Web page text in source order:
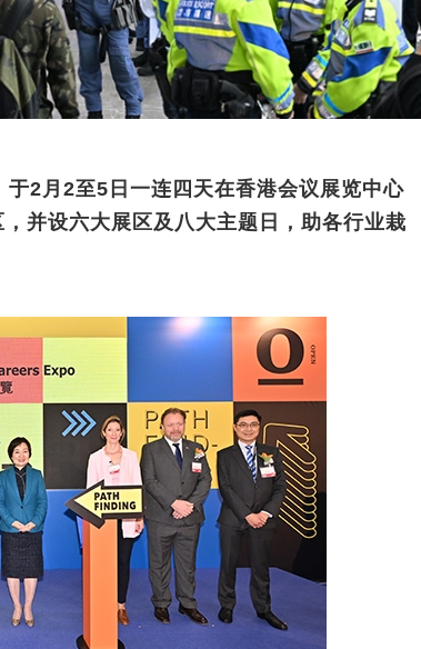
2月2至5日一连四天在香港会议展览中心
并设六大展区及八大主题日，助各行业栽